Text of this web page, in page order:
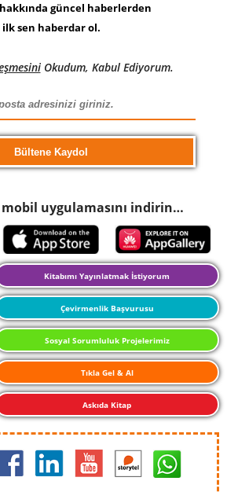
hakkında güncel haberlerden
ilk sen haberdar ol.
Okudum, Kabul Ediyorum.
mobil uygulamasını indirin…
Kitabımı Yayınlatmak İstiyorum
Çevirmenlik Başvurusu
Sosyal Sorumluluk Projelerimiz
Tıkla Gel & Al
Askıda Kitap